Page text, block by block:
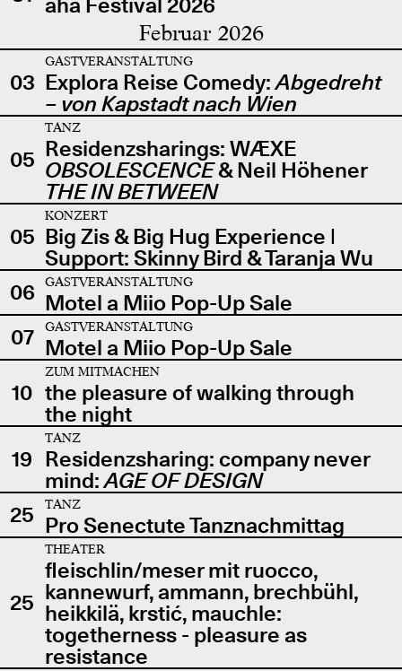
Februar 2026
03
GASTVERANSTALTUNG
Explora Reise Comedy:Abgedreht
– von Kapstadt nach Wien
05
TANZ
Residenzsharings: WÆXE
OBSOLESCENCE& Neil Höhener
THE IN BETWEEN
05
KONZERT
Big Zis & Big Hug Experience |
Support: Skinny Bird & Taranja Wu
06
GASTVERANSTALTUNG
Motel a Miio Pop-Up Sale
07
GASTVERANSTALTUNG
Motel a Miio Pop-Up Sale
10
ZUM MITMACHEN
the pleasure of walking through
the night
19
TANZ
Residenzsharing: company never
mind:AGE OF DESIGN
25
TANZ
Pro Senectute Tanznachmittag
25
THEATER
fleischlin/meser mit ruocco,
kannewurf, ammann, brechbühl,
heikkilä, krstić, mauchle:
togetherness - pleasure as
resistance